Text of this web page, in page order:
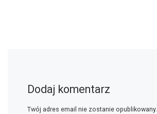
Dodaj komentarz
Twój adres email nie zostanie opublikowany.